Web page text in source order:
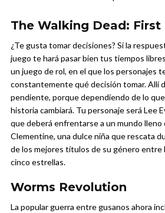
The Walking Dead: First
¿Te gusta tomar decisiones? Si la
juego te hará pasar bien tus tiempos
un juego de rol, en el que los personajes
constantemente qué decisión tomar. Allí
pendiente, porque dependiendo de lo que
historia cambiará. Tu personaje será Lee
que deberá enfrentarse a un mundo lleno
Clementine, una dulce niña que rescata
de los mejores títulos de su género entre
cinco estrellas.
Worms Revolution
La popular guerra entre gusanos ahora